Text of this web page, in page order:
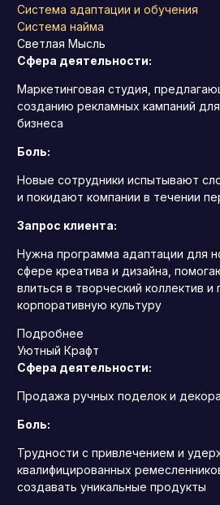
Система адаптации и обучения
Система найма
Светлая Мысль
Сфера деятельности:
Маркетинговая студия,
созданию рекламных кампаний
бизнеса
Боль:
Новые сотрудники испытывают
и покидают компании в течении
Запрос клиента:
Нужна программа адаптации для
сфере креатива и дизайна,
влиться в творческий коллектив
корпоративную культуру
Подробнее
Уютный Крафт
Сфера деятельности:
Продажа ручных поделок и
Боль:
Трудности с привлечением и
квалифицированных
создавать уникальные продукты